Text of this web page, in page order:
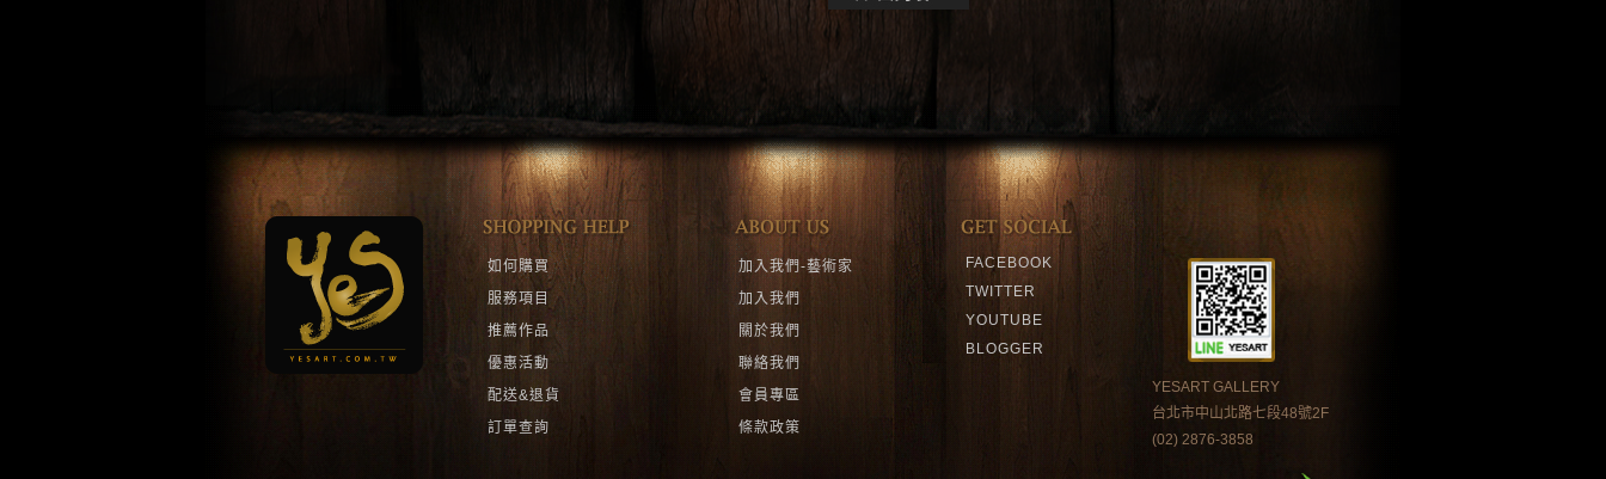
如何購買
服務項目
推薦作品
優惠活動
配送&退貨
訂單查詢
加入我們-藝術家
加入我們
關於我們
聯絡我們
會員專區
條款政策
FACEBOOK
TWITTER
YOUTUBE
BLOGGER
YESART GALLERY
台北市中山北路七段48號2F
(02) 2876-3858